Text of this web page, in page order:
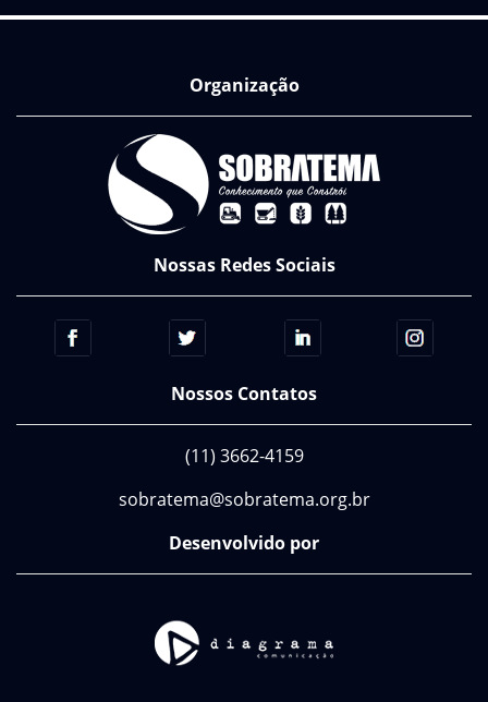
Organização
Nossas Redes Sociais
Nossos Contatos
(11) 3662-4159
sobratema@sobratema.org.br
Desenvolvido por